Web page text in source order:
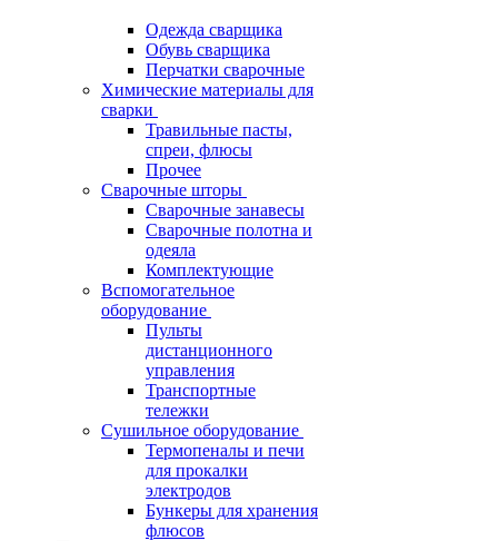
Одежда сварщика
Обувь сварщика
Перчатки сварочные
Химические материалы для
сварки
Травильные пасты,
спреи, флюсы
Прочее
Сварочные шторы
Сварочные занавесы
Сварочные полотна и
одеяла
Комплектующие
Вспомогательное
оборудование
Пульты
дистанционного
управления
Транспортные
тележки
Сушильное оборудование
Термопеналы и печи
для прокалки
электродов
Бункеры для хранения
флюсов